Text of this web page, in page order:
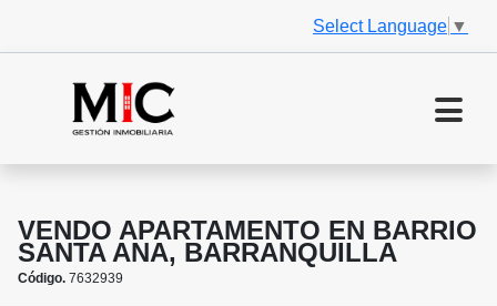
Select Language ▼
VENDO APARTAMENTO EN BARRIO
SANTA ANA, BARRANQUILLA
Código. 7632939